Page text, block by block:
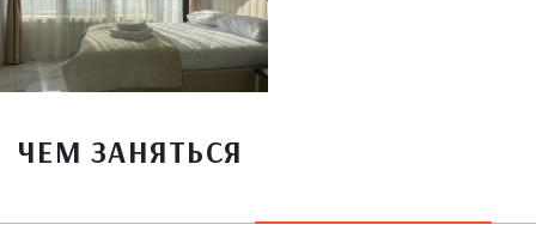
ЧЕМ ЗАНЯТЬСЯ